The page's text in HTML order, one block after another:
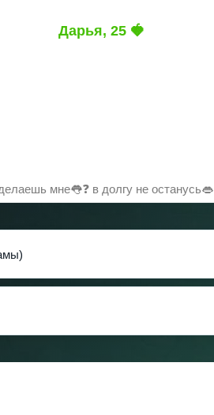
Дарья, 25 🍓
мне👅❓ в долгу не останусь👄